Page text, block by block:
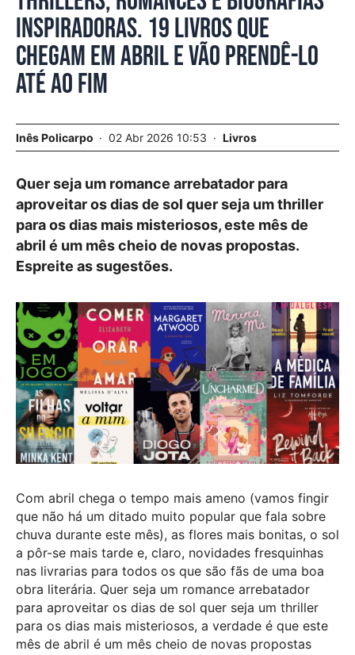
inspiradoras. 19 livros que
chegam em abril e vão prendê-lo
até ao fim
Inês Policarpo 02 Abr 2026 10:53 Livros
Quer seja um romance arrebatador para
aproveitar os dias de sol quer seja um thriller
para os dias mais misteriosos, este mês de
abril é um mês cheio de novas propostas.
Espreite as sugestões.
Com abril chega o tempo mais ameno (vamos fingir
que não há um ditado muito popular que fala sobre
chuva durante este mês), as flores mais bonitas, o sol
a pôr-se mais tarde e, claro, novidades fresquinhas
nas livrarias para todos os que são fãs de uma boa
obra literária. Quer seja um romance arrebatador
para aproveitar os dias de sol quer seja um thriller
para os dias mais misteriosos, a verdade é que este
mês de abril é um mês cheio de novas propostas